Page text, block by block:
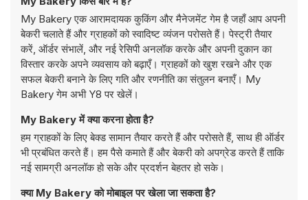
My Bakery एक आरामदायक कुकिंग और मैनेजमेंट गेम है जहाँ आप अपनी
बेकरी चलाते हैं और ग्राहकों को स्वादिष्ट व्यंजन परोसते हैं। पेस्ट्री तैयार
करें, ऑर्डर संभालें, और नई रेसिपी अनलॉक करके और अपनी दुकान का
विस्तार करके अपने व्यवसाय को बढ़ाएँ। ग्राहकों को खुश रखने और एक
सफल बेकरी बनाने के लिए गति और रणनीति का संतुलन बनाएँ। My
Bakery गेम अभी Y8 पर खेलें।
My Bakery में क्या करना होता है?
हम ग्राहकों के लिए बेक्ड सामान तैयार करते हैं और परोसते हैं, साथ ही ऑर्डर
भी प्रबंधित करते हैं। हम पैसे कमाते हैं और बेकरी को अपग्रेड करते हैं ताकि
नई सामग्री अनलॉक हो सके और प्रदर्शन बेहतर हो सके।
क्या My Bakery को मोबाइल पर खेला जा सकता है?